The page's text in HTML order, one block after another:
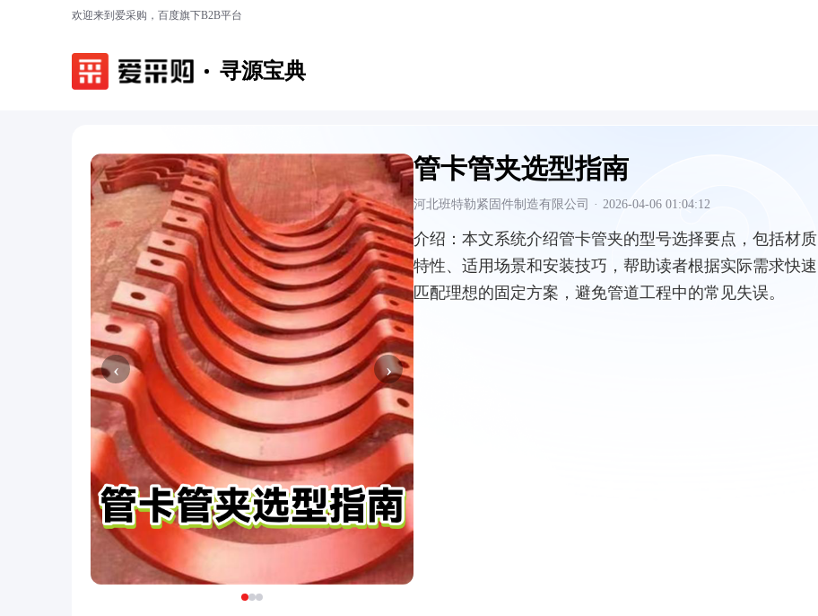
欢迎来到爱采购，百度旗下B2B平台
寻源宝典
‹ ›
管卡管夹选型指南
河北班特勒紧固件制造有限公司 · 2026-04-06 01:04:12
介绍： 本文系统介绍管卡管夹的型号选择要点，包括材质
特性、适用场景和安装技巧，帮助读者根据实际需求快速
匹配理想的固定方案，避免管道工程中的常见失误。